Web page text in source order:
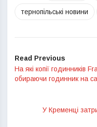
тернопільські новини
Read Previous
На які копії годинників
обираючи годинник на
У Кременці